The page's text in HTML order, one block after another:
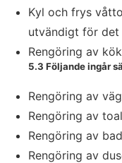
Kyl och frys
utvändigt för
Rengöring av
5.3 Följande ingår
Rengöring av
Rengöring av
Rengöring av
Rengöring av